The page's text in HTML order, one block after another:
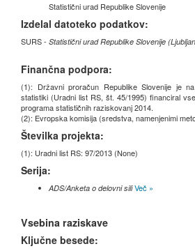
Statistični urad Republike Slovenije
Izdelal datoteko podatkov:
SURS - Statistični urad Republike Slovenije
Finančna podpora:
(1): Državni proračun Republike Slovenije je
statistiki (Uradni list RS, št. 45/1995) financiral
programa statističnih raziskovanj 2014.
(2): Evropska komisija (sredstva, namenjenimi
Številka projekta:
(1): Uradni list RS: 97/2013 (None)
Serija:
ADS/Anketa o delovni sili Več »
Vsebina raziskave
Ključne besede: